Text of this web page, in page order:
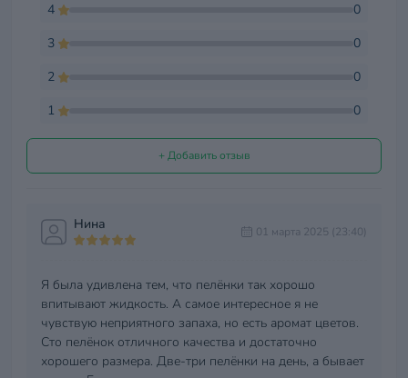
4
0
3
0
2
0
1
0
+ Добавить отзыв
Нина 01 марта 2025 (23:40)
Я была удивлена тем, что пелёнки так хорошо
впитывают жидкость. А самое интересное я не
чувствую неприятного запаха, но есть аромат цветов.
Сто пелёнок отличного качества и достаточно
хорошего размера. Две-три пелёнки на день, а бывает